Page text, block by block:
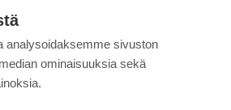
analysoidaksemme sivuston
ominaisuuksia sekä